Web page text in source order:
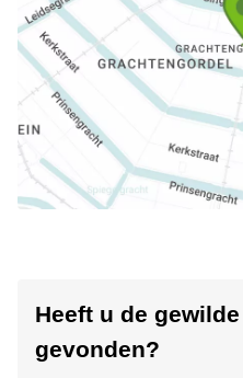
Heeft u de
gevonden?